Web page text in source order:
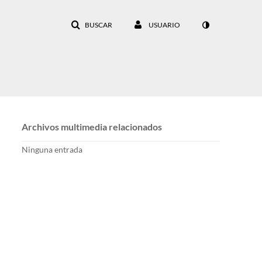
BUSCAR USUARIO
Archivos multimedia relacionados
Ninguna entrada